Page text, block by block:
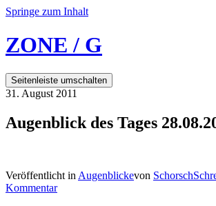
Springe zum Inhalt
ZONE / G
Seitenleiste umschalten
31. August 2011
Augenblick des Tages
Veröffentlicht in Augenblickevon Schorsch
Kommentar